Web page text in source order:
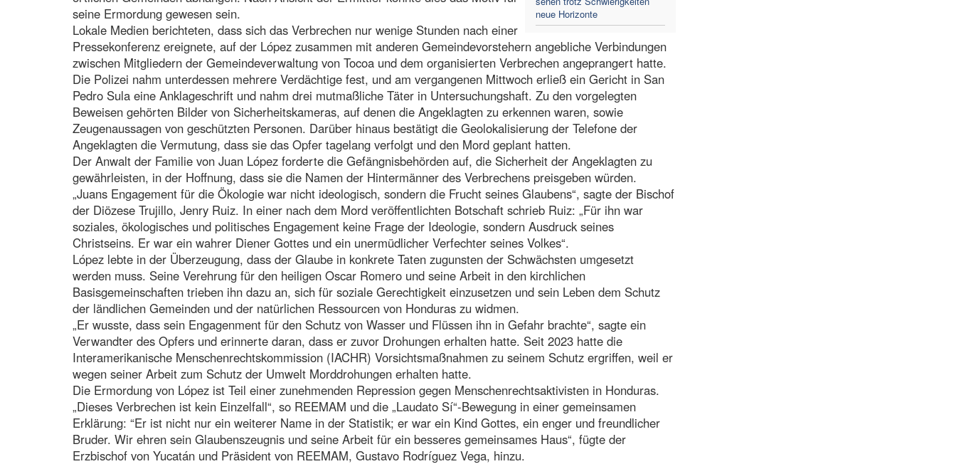
neue Horizonte
seine Ermordung gewesen sein.
Lokale Medien berichteten, dass sich das Verbrechen nur wenige Stunden nach einer
Pressekonferenz ereignete, auf der López zusammen mit anderen Gemeindevorstehern angebliche Verbindungen
zwischen Mitgliedern der Gemeindeverwaltung von Tocoa und dem organisierten Verbrechen angeprangert hatte.
Die Polizei nahm unterdessen mehrere Verdächtige fest, und am vergangenen Mittwoch erließ ein Gericht in San
Pedro Sula eine Anklageschrift und nahm drei mutmaßliche Täter in Untersuchungshaft. Zu den vorgelegten
Beweisen gehörten Bilder von Sicherheitskameras, auf denen die Angeklagten zu erkennen waren, sowie
Zeugenaussagen von geschützten Personen. Darüber hinaus bestätigt die Geolokalisierung der Telefone der
Angeklagten die Vermutung, dass sie das Opfer tagelang verfolgt und den Mord geplant hatten.
Der Anwalt der Familie von Juan López forderte die Gefängnisbehörden auf, die Sicherheit der Angeklagten zu
gewährleisten, in der Hoffnung, dass sie die Namen der Hintermänner des Verbrechens preisgeben würden.
„Juans Engagement für die Ökologie war nicht ideologisch, sondern die Frucht seines Glaubens“, sagte der Bischof
der Diözese Trujillo, Jenry Ruiz. In einer nach dem Mord veröffentlichten Botschaft schrieb Ruiz: „Für ihn war
soziales, ökologisches und politisches Engagement keine Frage der Ideologie, sondern Ausdruck seines
Christseins. Er war ein wahrer Diener Gottes und ein unermüdlicher Verfechter seines Volkes“.
López lebte in der Überzeugung, dass der Glaube in konkrete Taten zugunsten der Schwächsten umgesetzt
werden muss. Seine Verehrung für den heiligen Oscar Romero und seine Arbeit in den kirchlichen
Basisgemeinschaften trieben ihn dazu an, sich für soziale Gerechtigkeit einzusetzen und sein Leben dem Schutz
der ländlichen Gemeinden und der natürlichen Ressourcen von Honduras zu widmen.
„Er wusste, dass sein Engagenment für den Schutz von Wasser und Flüssen ihn in Gefahr brachte“, sagte ein
Verwandter des Opfers und erinnerte daran, dass er zuvor Drohungen erhalten hatte. Seit 2023 hatte die
Interamerikanische Menschenrechtskommission (IACHR) Vorsichtsmaßnahmen zu seinem Schutz ergriffen, weil er
wegen seiner Arbeit zum Schutz der Umwelt Morddrohungen erhalten hatte.
Die Ermordung von López ist Teil einer zunehmenden Repression gegen Menschenrechtsaktivisten in Honduras.
„Dieses Verbrechen ist kein Einzelfall“, so REEMAM und die „Laudato Sí“-Bewegung in einer gemeinsamen
Erklärung: “Er ist nicht nur ein weiterer Name in der Statistik; er war ein Kind Gottes, ein enger und freundlicher
Bruder. Wir ehren sein Glaubenszeugnis und seine Arbeit für ein besseres gemeinsames Haus“, fügte der
Erzbischof von Yucatán und Präsident von REEMAM, Gustavo Rodríguez Vega, hinzu.